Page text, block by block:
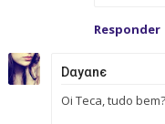
Responder
Dαyαnє
Oi Teca, tudo